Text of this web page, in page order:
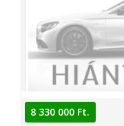
8 330 000 Ft.